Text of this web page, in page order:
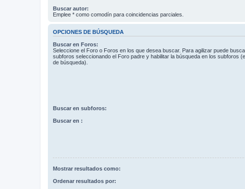
Buscar autor:
Emplee * como comodín para coincidencias parciales.
OPCIONES DE BÚSQUEDA
Buscar en Foros:
Seleccione el Foro o Foros en los que desea buscar. Para agilizar puede
subforos seleccionando el Foro padre y habilitar la búsqueda en los subforos
de búsqueda).
Buscar en subforos:
Buscar en :
Mostrar resultados como:
Ordenar resultados por: